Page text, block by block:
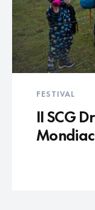
FESTIVAL
II SCG